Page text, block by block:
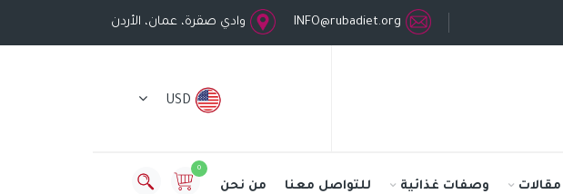
INFO@rubadiet.org وادي صقرة، عمان، الأردن
USD
0
مقالات وصفات غذائية للتواصل معنا من نحن